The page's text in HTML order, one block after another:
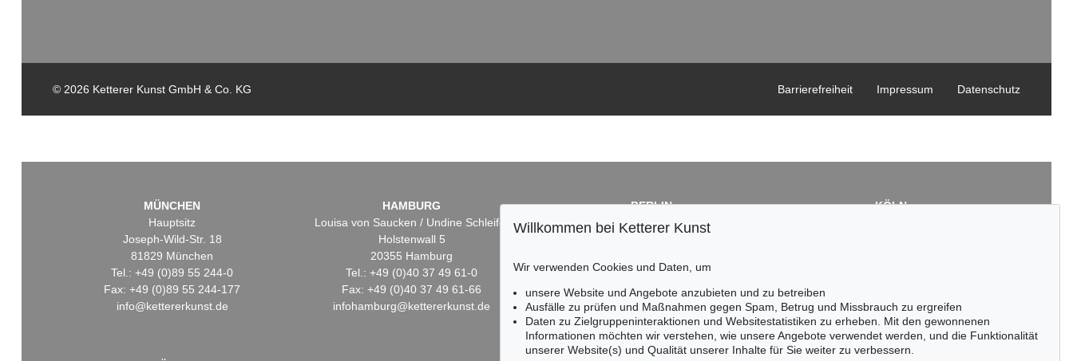
© 2026 Ketterer Kunst GmbH & Co. KG Datenschutz
Impressum
Barrierefreiheit
MÜNCHEN
Hauptsitz
Joseph-Wild-Str. 18
81829 München
Tel.: +49 (0)89 55 244-0
Fax: +49 (0)89 55 244-177
info@kettererkunst.de
HAMBURG
Louisa von Saucken / Undine Schleifer
Holstenwall 5
20355 Hamburg
Tel.: +49 (0)40 37 49 61-0
Fax: +49 (0)40 37 49 61-66
infohamburg@kettererkunst.de
BERLIN
Dr. Simone Wiechers
Tel.: +49 (0)30 88 67 53-63
Fax: +49 (0)30 88 67 56-43
infoberlin@kettererkunst.de
KÖLN
infokoeln@kettererkunst.de
Willkommen bei Ketterer Kunst
Wir verwenden Cookies und Daten, um
unsere Website und Angebote anzubieten und zu betreiben
Ausfälle zu prüfen und Maßnahmen gegen Spam, Betrug und Missbrauch zu ergreifen
Daten zu Zielgruppeninteraktionen und Websitestatistiken zu erheben. Mit den gewonnenen
Informationen möchten wir verstehen, wie unsere Angebote verwendet werden, und die Funktionalität
unserer Website(s) und Qualität unserer Inhalte für Sie weiter zu verbessern.